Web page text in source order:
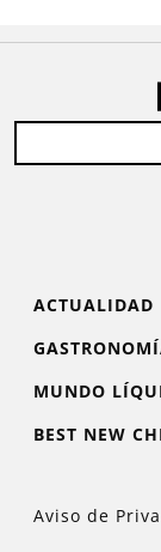
ACTUALIDAD
MUNDO
BEST NEW
Aviso de